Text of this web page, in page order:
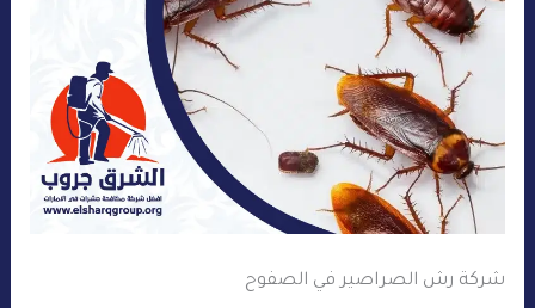
شركة رش الصراصير في الصفوح